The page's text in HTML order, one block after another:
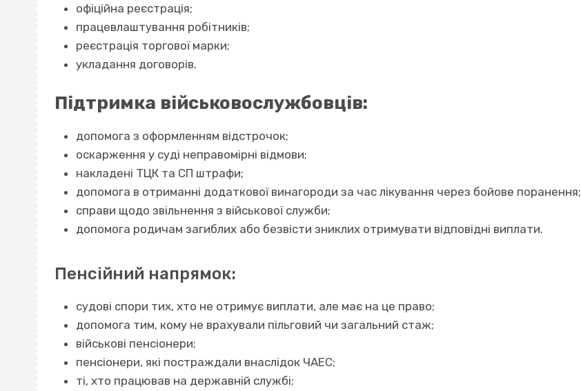
офіційна реєстрація;
працевлаштування робітників;
реєстрація торгової марки;
укладання договорів.
Підтримка військовослужбовців:
допомога з оформленням відстрочок;
оскарження у суді неправомірні відмови;
накладені ТЦК та СП штрафи;
допомога в отриманні додаткової винагороди за час лікування через бойове поранення;
справи щодо звільнення з військової служби;
допомога родичам загиблих або безвісти зниклих отримувати відповідні виплати.
Пенсійний напрямок:
судові спори тих, хто не отримує виплати, але має на це право;
допомога тим, кому не врахували пільговий чи загальний стаж;
військові пенсіонери;
пенсіонери, які постраждали внаслідок ЧАЕС;
ті, хто працював на державній службі;